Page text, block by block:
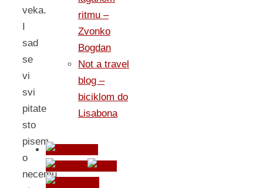
veka.
I
sad
se
vi
svi
pitate
sto
pisem
o
necemu
ritmu –
Zvonko
Bogdan
Not a travel
blog –
biciklom do
Lisabona